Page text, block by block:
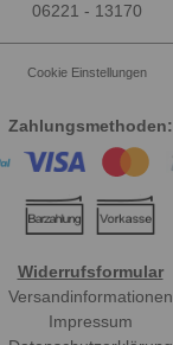
06221 - 13170
Cookie Einstellungen
Zahlungsmethoden:
Widerrufsformular
Versandinformationen
Impressum